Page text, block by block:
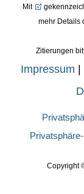
Mit
mehr Details
Zitierungen
Impressum |
Copyright